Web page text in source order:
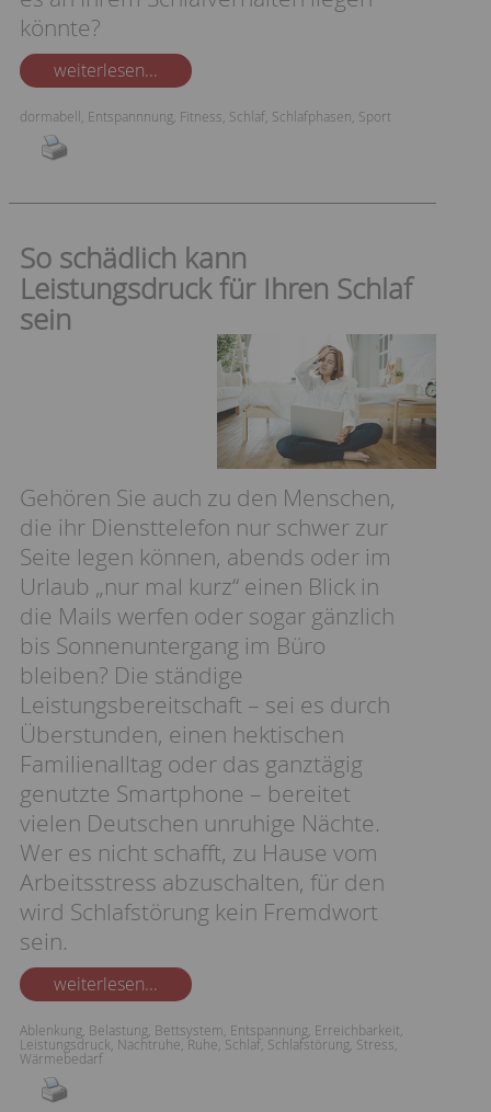
könnte?
weiterlesen...
dormabell Entspannnung Fitness Schlaf Schlafphasen Sport
So schädlich kann
Leistungsdruck für Ihren Schlaf
sein
Gehören Sie auch zu den Menschen,
die ihr Diensttelefon nur schwer zur
Seite legen können, abends oder im
Urlaub „nur mal kurz“ einen Blick in
die Mails werfen oder sogar gänzlich
bis Sonnenuntergang im Büro
bleiben? Die ständige
Leistungsbereitschaft – sei es durch
Überstunden, einen hektischen
Familienalltag oder das ganztägig
genutzte Smartphone – bereitet
vielen Deutschen unruhige Nächte.
Wer es nicht schafft, zu Hause vom
Arbeitsstress abzuschalten, für den
wird Schlafstörung kein Fremdwort
sein.
weiterlesen...
Ablenkung Belastung Bettsystem Entspannung Erreichbarkeit
Leistungsdruck Nachtruhe ,Ruhe Schlaf Schlafstörung Stress
Wärmebedarf